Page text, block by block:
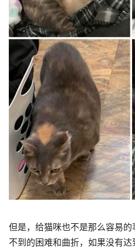
但是，给猫咪也不是那么容易
不到的困难和曲折，如果没有